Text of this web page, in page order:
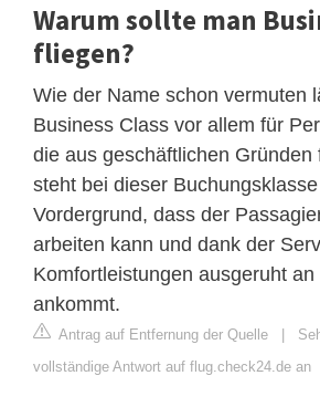
Warum sollte man
fliegen?
Wie der Name schon vermuten
Business Class vor allem für
die aus geschäftlichen Gründen
steht bei dieser
Vordergrund, dass der
arbeiten kann und dank der
Komfortleistungen ausgeruht
ankommt.
Antrag auf Entfernung der Quelle |
vollständige Antwort auf flug.check24.de an